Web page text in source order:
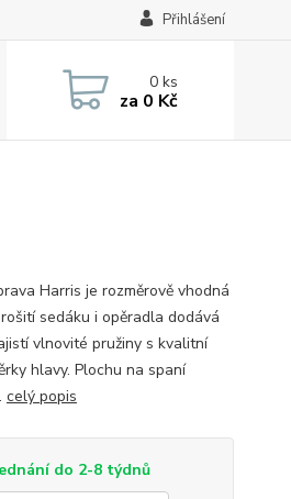
Přihlášení
0ks
za 0 Kč
Harris je rozměrově vhodná
sedáku i opěradla dodává
vlnovité pružiny s kvalitní
hlavy. Plochu na spaní
celý popis
do 2-8 týdnů